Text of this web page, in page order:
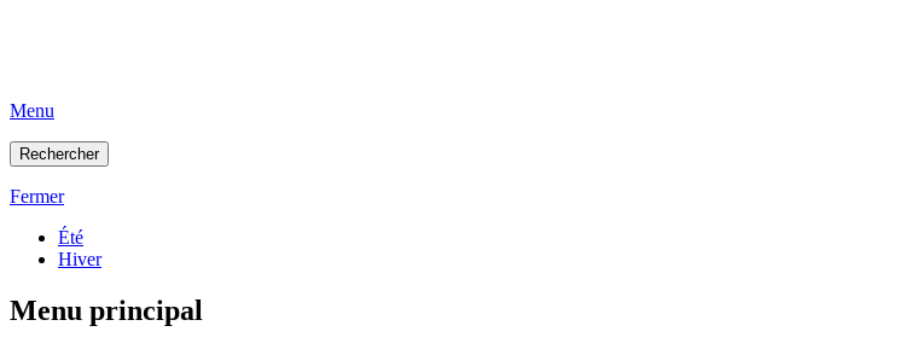
Menu
Rechercher
Fermer
Été
Hiver
Menu principal